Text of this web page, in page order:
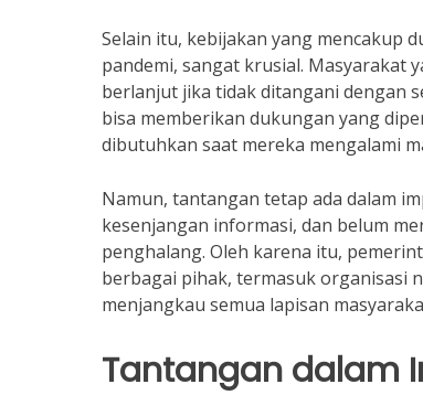
Selain itu, kebijakan yang mencakup
pandemi, sangat krusial. Masyarakat
berlanjut jika tidak ditangani dengan
bisa memberikan dukungan yang
dibutuhkan saat mereka mengalami
Namun, tantangan tetap ada dalam
kesenjangan informasi, dan belum
penghalang. Oleh karena itu,
berbagai pihak, termasuk organisasi
menjangkau semua lapisan
Tantangan dalam